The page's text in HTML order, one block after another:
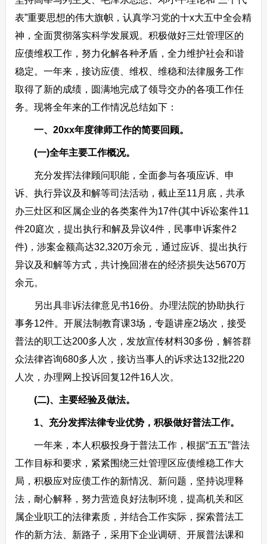
表”重要思想的伟大旗帜，认真学习党的十x大五中全会精
神，全面贯彻落实科学发展观。积极做好三灶管理区的
应债维权工作，努力化解各种矛盾，全力维护社会和谐
稳定。一年来，接访应债、维权、维稳和法律服务工作
取得了新的成绩，圆满地完成了领导交办的各项工作任
务。现将全年来的工作情况总结如下：
一、20xx年度律师工作的简要回顾。
(一)全年主要工作概况。
充分发挥法律顾问职能，全面参与各项应诉、申
诉、执行异议及和解等司法活动，截止至11月底，共承
办三灶区和区属企业的各类案件为17件(其中诉讼案件11
件20庭次，提出执行和解及异议4件，民事申诉案件2
件)，涉案金额高达32,320万余元，通过应诉、提出执行
异议及和解等方式，共计挽回潜在的经济损失达5670万
余元。
另出具非诉法律意见书16份。办理法院的协助执行
事务12件。开展法制教育课3场，专题讲座2场次，接受
普法的职工达200多人次，发放宣传材料30多份，解答群
众法律咨询680多人次，接访当事人的诉求达132批220
人次，办理网上投诉回复12件16人次。
(二)、主要经验及做法。
1、充分发挥法律专业优势，积极做好普法工作。
一年来，本人积极投身于普法工作，根据“五五”普法
工作目标和要求，紧紧围绕三灶管理区应债维稳工作大
局，积极应对应债工作的新情况、新问题，坚持说理释
法，耐心解释，努力营造良好法制环境，提高机关和区
属企业职工的法律素质，并结合工作实际，探索普法工
作的新方法、新路子，采用下企业调研、开展普法课和